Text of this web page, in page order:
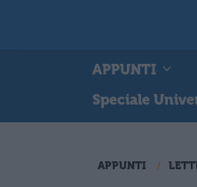
APPUNTI
Speciale
APPUNTI